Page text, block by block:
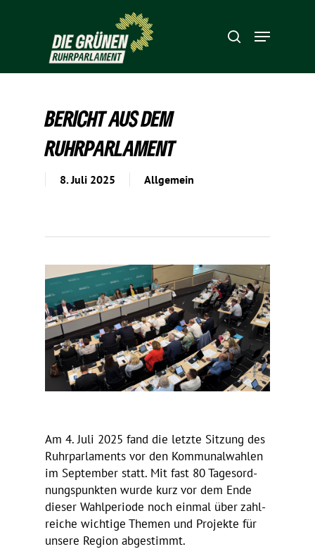
BERICHT AUS DEM
RUHRPARLAMENT
8. Juli 2025 Allgemein
Am 4. Juli 2025 fand die letzte Sitzung des
Ruhr­par­la­ments vor den Kommu­nal­wahlen
im September statt. Mit fast 80 Tages­ord­
nungs­punkten wurde kurz vor dem Ende
dieser Wahl­pe­riode noch einmal über zahl­
reiche wich­tige Themen und Projekte für
unsere Region abge­stimmt.